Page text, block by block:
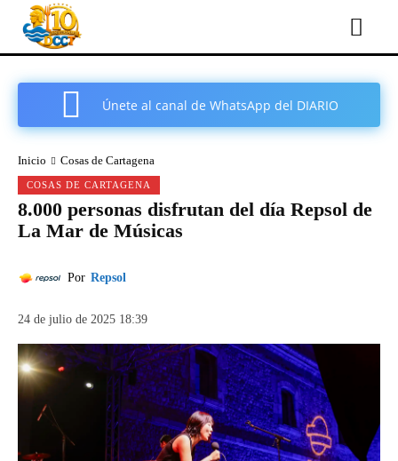
Únete al canal de WhatsApp del DIARIO
Inicio Cosas de Cartagena
COSAS DE CARTAGENA
8.000 personas disfrutan del día Repsol de
La Mar de Músicas
Por Repsol
24 de julio de 2025 18:39